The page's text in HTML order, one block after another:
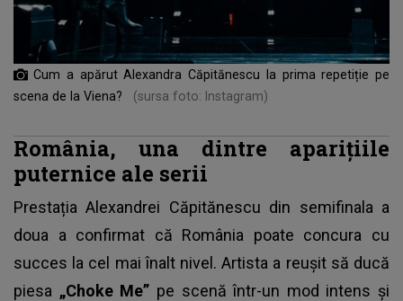
Cum a apărut Alexandra Căpitănescu la prima repetiție pe
scena de la Viena?
(sursa foto: Instagram)
România, una dintre aparițiile
puternice ale serii
Prestația Alexandrei Căpitănescu din semifinala a
doua a confirmat că România poate concura cu
succes la cel mai înalt nivel. Artista a reușit să ducă
piesa „Choke Me” pe scenă într-un mod intens și